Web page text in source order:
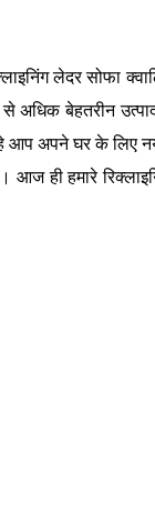
लेदर सोफा
अधिक बेहतरीन
अपने घर के लिए
आज ही हमारे